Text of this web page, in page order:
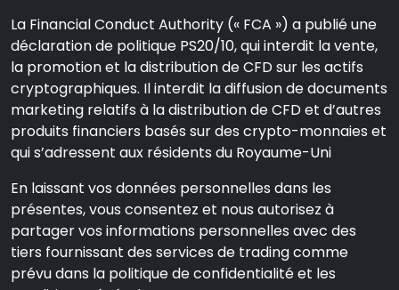
La Financial Conduct Authority (« FCA ») a publié une
déclaration de politique PS20/10, qui interdit la vente,
la promotion et la distribution de CFD sur les actifs
cryptographiques. Il interdit la diffusion de documents
marketing relatifs à la distribution de CFD et d’autres
produits financiers basés sur des crypto-monnaies et
qui s’adressent aux résidents du Royaume-Uni
En laissant vos données personnelles dans les
présentes, vous consentez et nous autorisez à
partager vos informations personnelles avec des
tiers fournissant des services de trading comme
prévu dans la politique de confidentialité et les